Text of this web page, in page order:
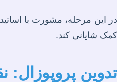
در این مرحله، مشورت با
کمک شایانی کند.
تدوین